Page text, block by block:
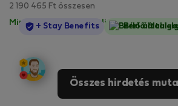
2 190 465 Ft összesen
Minden díj benne van·Nincs kaució
StayProtection
+ Stay Benefits Bérlő által-
Összes hirdetés